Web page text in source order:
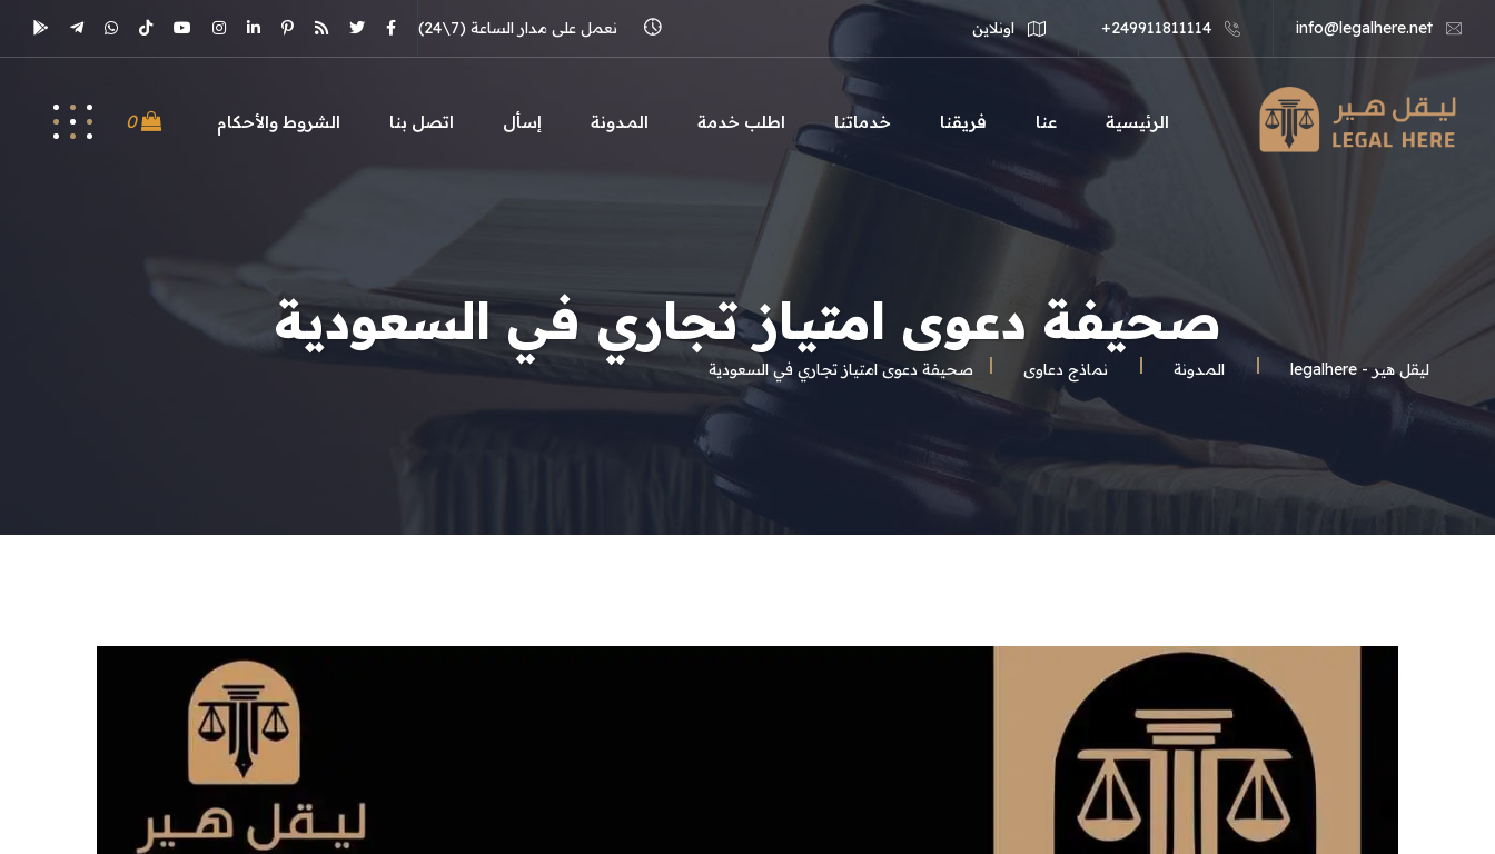
info@legalhere.net
249911811114+ اونلاين نعمل على مدار الساعة (7\24)
الرئيسية عنا فريقنا خدماتنا اطلب خدمة المـدونة إسأل اتصل بنا الشروط والأحكام 0
صحيفة دعوى امتياز تجاري في السعودية
ليقل هير - legalhere المـدونة نماذج دعاوى صحيفة دعوى امتياز تجاري في السعودية